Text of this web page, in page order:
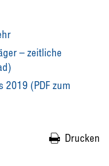
– zeitliche
2019 (PDF zum
Drucken